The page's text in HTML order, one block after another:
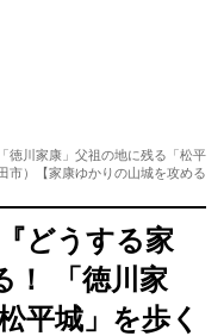
徳川家康」父祖の地に残る「松平
市）【家康ゆかりの山城を攻める
どうする家
！ 「徳川家
平城」を歩く